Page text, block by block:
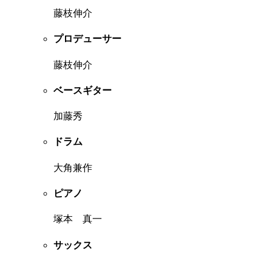
藤枝伸介
プロデューサー
藤枝伸介
ベースギター
加藤秀
ドラム
大角兼作
ピアノ
塚本 真一
サックス